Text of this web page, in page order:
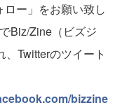
ロー」をお願い致し
Biz/Zine（ビズジ
Twitterのツイート
bizzine